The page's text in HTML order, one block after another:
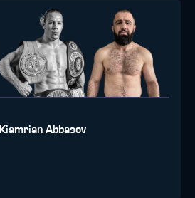
Kiamrian Abbasov